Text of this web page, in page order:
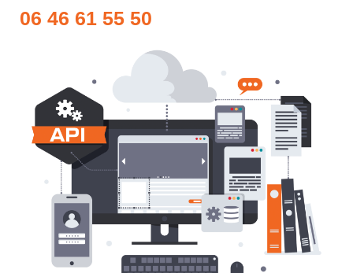
06 46 61 55 50